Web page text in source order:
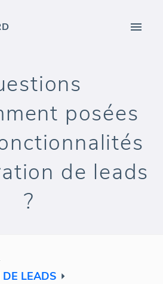
posées
de leads
?
DE LEADS